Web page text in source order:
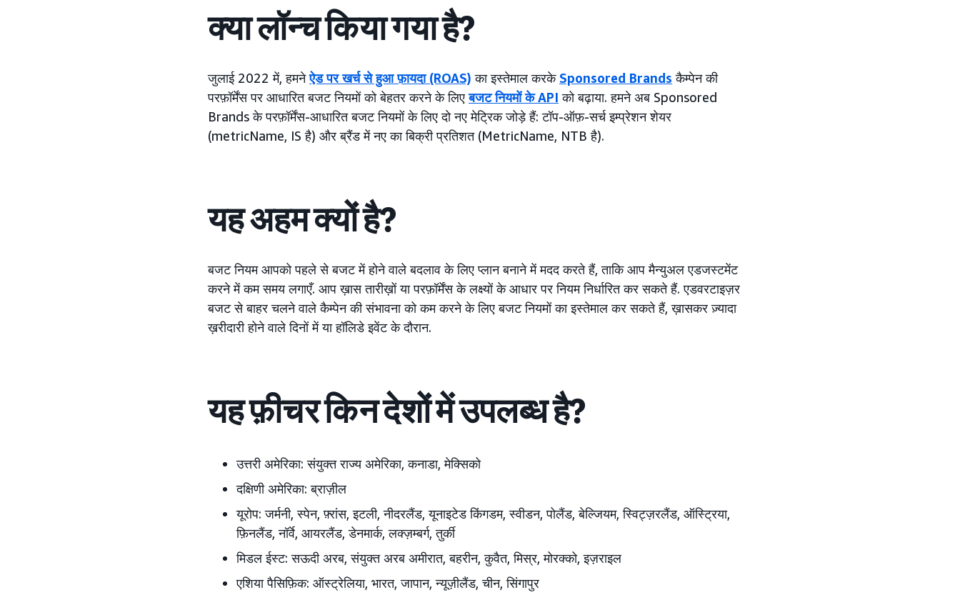
क्या लॉन्च किया गया है?
जुलाई 2022 में, हमनेऐड पर खर्च से हुआ फ़ायदा (ROAS) का इस्तेमाल करके Sponsored Brands कैम्पेन की
परफ़ॉर्मेंस पर आधारित बजट नियमों को बेहतर करने के लिएबजट नियमों के API को बढ़ाया. हमने अब Sponsored
Brands के परफ़ॉर्मेंस-आधारित बजट नियमों के लिए दो नए मेट्रिक जोड़े हैं: टॉप-ऑफ़-सर्च इम्प्रेशन शेयर
(metricName, IS है) और ब्रैंड में नए का बिक्री प्रतिशत (MetricName, NTB है).
यह अहम क्यों है?
बजट नियम आपको पहले से बजट में होने वाले बदलाव के लिए प्लान बनाने में मदद करते हैं, ताकि आप मैन्युअल एडजस्टमेंट
करने में कम समय लगाएँ. आप ख़ास तारीख़ों या परफ़ॉर्मेंस के लक्ष्यों के आधार पर नियम निर्धारित कर सकते हैं. एडवरटाइज़र
बजट से बाहर चलने वाले कैम्पेन की संभावना को कम करने के लिए बजट नियमों का इस्तेमाल कर सकते हैं, ख़ासकर ज़्यादा
ख़रीदारी होने वाले दिनों में या हॉलिडे इवेंट के दौरान.
यह फ़ीचर किन देशों में उपलब्ध है?
उत्तरी अमेरिका:संयुक्त राज्य अमेरिका, कनाडा, मेक्सिको
दक्षिणी अमेरिका: ब्राज़ील
यूरोप: जर्मनी, स्पेन, फ़्रांस, इटली, नीदरलैंड, यूनाइटेड किंगडम, स्वीडन, पोलैंड, बेल्जियम, स्विट्ज़रलैंड, ऑस्ट्रिया,
फ़िनलैंड, नॉर्वे, आयरलैंड, डेनमार्क, लक्ज़म्बर्ग, तुर्की
मिडल ईस्ट: सऊदी अरब, संयुक्त अरब अमीरात, बहरीन, कुवैत, मिस्र, मोरक्को, इज़राइल
एशिया पैसिफ़िक: ऑस्ट्रेलिया, भारत, जापान, न्यूज़ीलैंड, चीन, सिंगापुर